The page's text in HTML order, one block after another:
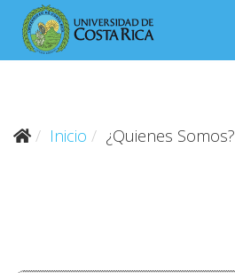
Inicio ¿Quienes Somos?